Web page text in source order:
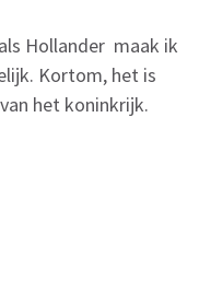
Hollander maak ik
Kortom, het is
het koninkrijk.